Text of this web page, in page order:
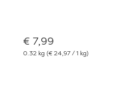
€ 7,99
0.32 kg (€ 24,97 / 1 kg)